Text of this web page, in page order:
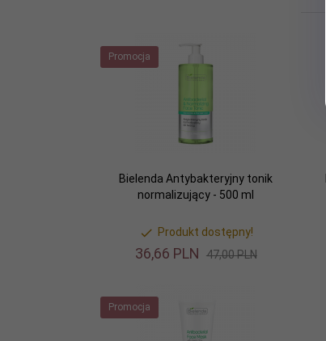
Promocja
Bielenda Antybakteryjny tonik
normalizujący - 500 ml
Produkt dostępny!
36,66 PLN 47,00 PLN
Promocja